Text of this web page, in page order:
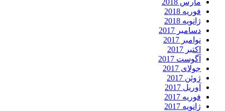
مارس 2018
فوریه 2018
ژانویه 2018
دسامبر 2017
نوامبر 2017
اکتبر 2017
آگوست 2017
جولای 2017
ژوئن 2017
آوریل 2017
فوریه 2017
ژانویه 2017